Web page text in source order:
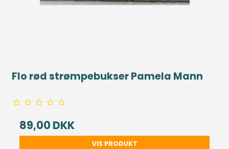
Flo rød strømpebukser Pamela Mann
89,00 DKK
VIS PRODUKT